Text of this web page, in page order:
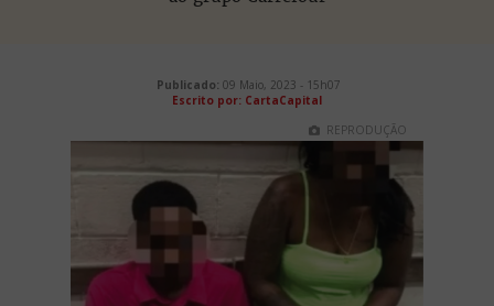
Publicado: 09 Maio, 2023 - 15h07
Escrito por: CartaCapital
REPRODUÇÃO